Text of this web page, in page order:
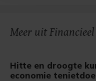
gemaakte keuze altijd
Meer uit Financieel
Hitte en droogte
economie